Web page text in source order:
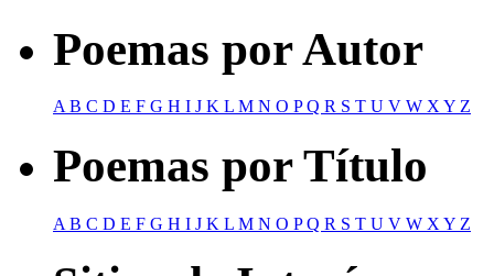
Poemas por Autor
AB C D E F G H I J K L M N O PQ R S T U V W XY Z
Poemas por Título
A B C D E F G H I J K L M N O PQ R S T U V W X Y Z